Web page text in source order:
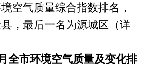
空气质量综合指数排名，
，最后一名为源城区（详
全市环境空气质量及变化排